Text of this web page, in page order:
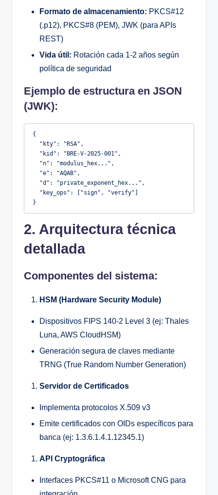
Formato de almacenamiento: PKCS#12
(.p12), PKCS#8 (PEM), JWK (para APIs
REST)
Vida útil: Rotación cada 1-2 años según
política de seguridad
Ejemplo de estructura en JSON
(JWK):
{
}
2. Arquitectura técnica
detallada
Componentes del sistema:
HSM (Hardware Security Module)
Dispositivos FIPS 140-2 Level 3 (ej: Thales
Luna, AWS CloudHSM)
Generación segura de claves mediante
TRNG (True Random Number Generation)
Servidor de Certificados
Implementa protocolos X.509 v3
Emite certificados con OIDs específicos para
banca (ej: 1.3.6.1.4.1.12345.1)
API Cryptográfica
Interfaces PKCS#11 o Microsoft CNG para